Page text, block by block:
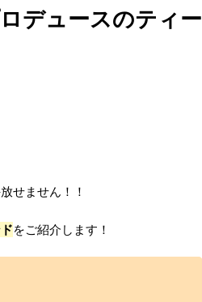
デュースのティー
せません！！
をご紹介します！